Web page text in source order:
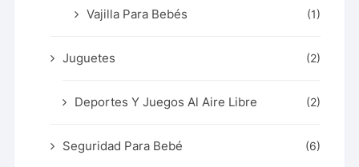
Vajilla Para Bebés (1)
Juguetes (2)
Deportes Y Juegos Al Aire Libre (2)
Seguridad Para Bebé (6)